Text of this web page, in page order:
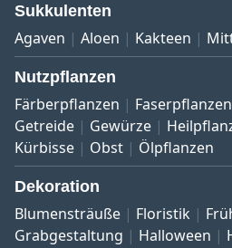
Sukkulenten
Agaven Aloen Kakteen
Nutzpflanzen
Färberpflanzen Faserpflanzen
Getreide
Gewürze
Kürbisse
Obst Ölpflanzen
Dekoration
Blumensträuße Floristik
Grabgestaltung
Halloween